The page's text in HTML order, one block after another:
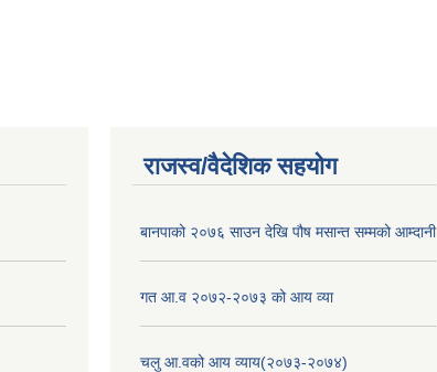
राजस्व/वैदेशिक सहयोग
बानपाको २०७६ साउन देखि पौष मसान्त सम्मको आम्दानी
गत आ.व २०७२-२०७३ को आय व्या
चलु आ.वको आय व्याय(२०७३-२०७४)